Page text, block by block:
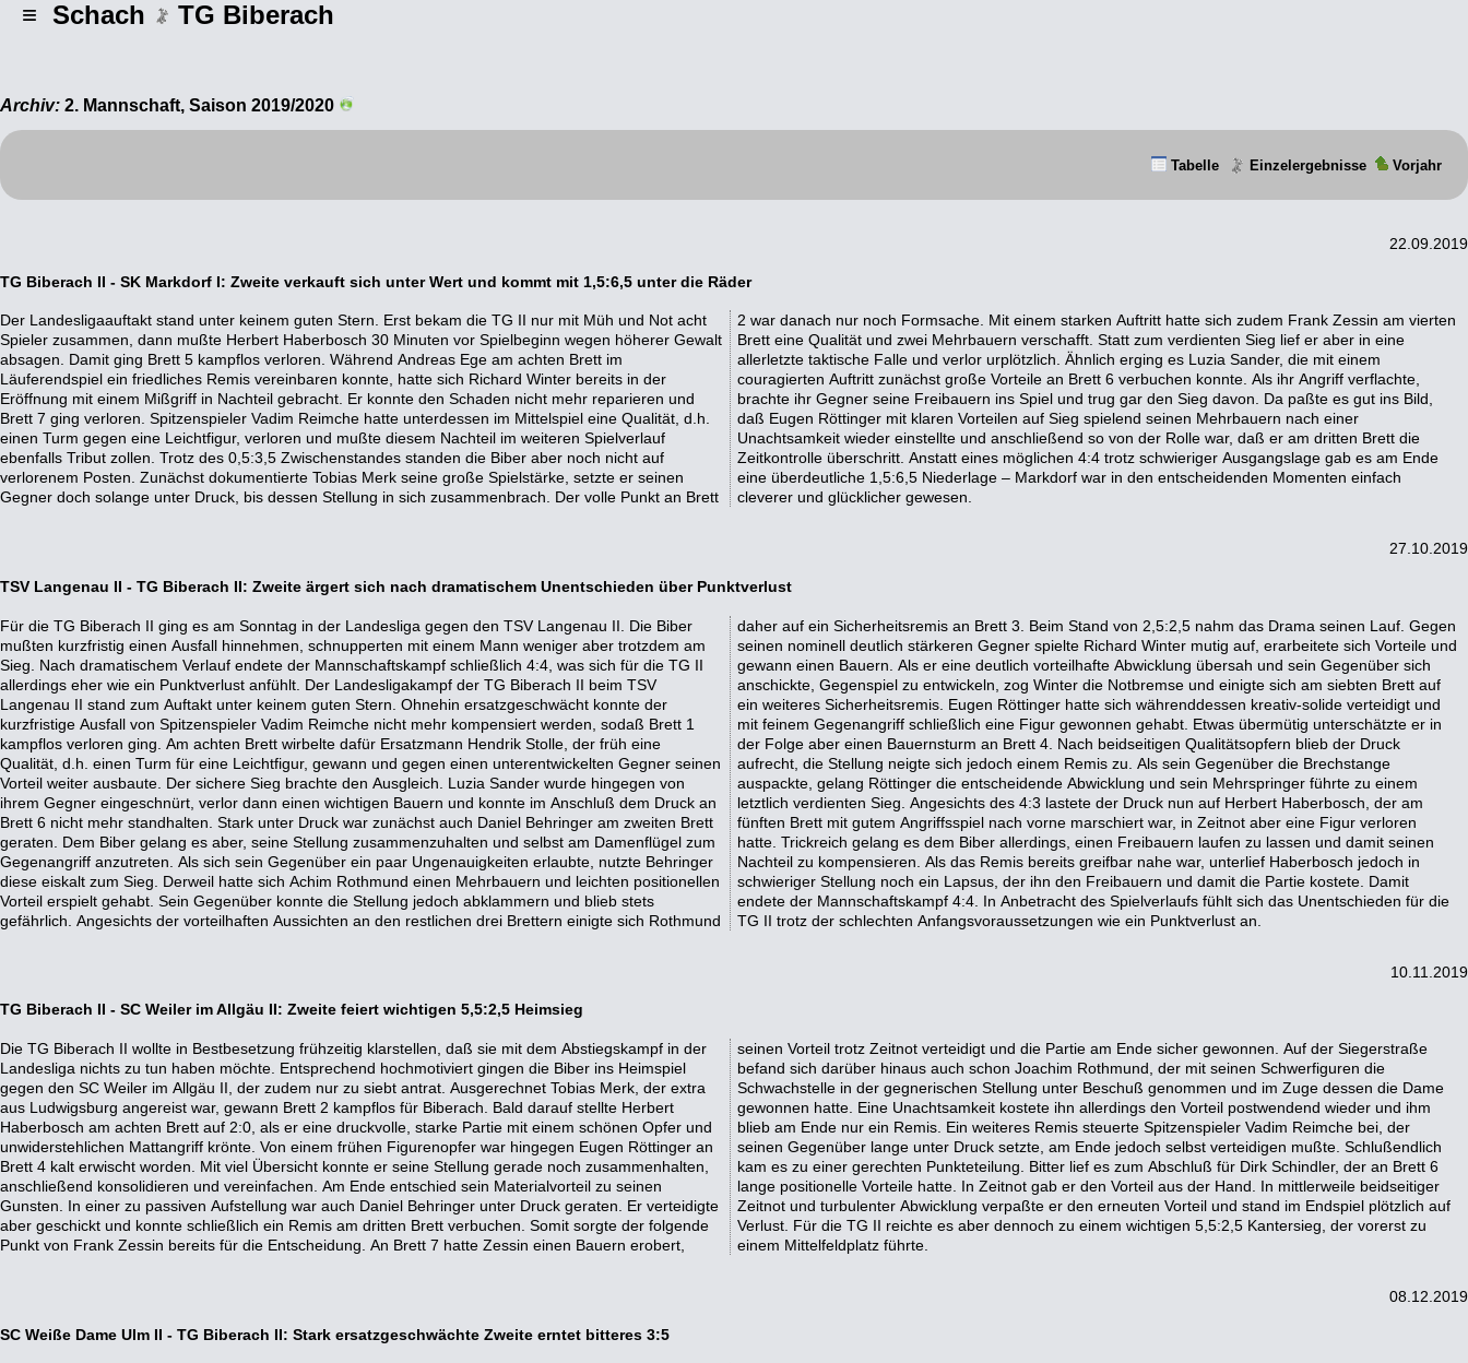
≡ Schach TG Biberach
Archiv: 2. Mannschaft, Saison 2019/2020
Tabelle Einzelergebnisse Vorjahr
22.09.2019
TG Biberach II - SK Markdorf I: Zweite verkauft sich unter Wert und kommt mit 1,5:6,5 unter die Räder
Der Landesligaauftakt stand unter keinem guten Stern. Erst bekam die TG II nur mit Müh und Not acht
Spieler zusammen, dann mußte Herbert Haberbosch 30 Minuten vor Spielbeginn wegen höherer Gewalt
absagen. Damit ging Brett 5 kampflos verloren. Während Andreas Ege am achten Brett im
Läuferendspiel ein friedliches Remis vereinbaren konnte, hatte sich Richard Winter bereits in der
Eröffnung mit einem Mißgriff in Nachteil gebracht. Er konnte den Schaden nicht mehr reparieren und
Brett 7 ging verloren. Spitzenspieler Vadim Reimche hatte unterdessen im Mittelspiel eine Qualität, d.h.
einen Turm gegen eine Leichtfigur, verloren und mußte diesem Nachteil im weiteren Spielverlauf
ebenfalls Tribut zollen. Trotz des 0,5:3,5 Zwischenstandes standen die Biber aber noch nicht auf
verlorenem Posten. Zunächst dokumentierte Tobias Merk seine große Spielstärke, setzte er seinen
Gegner doch solange unter Druck, bis dessen Stellung in sich zusammenbrach. Der volle Punkt an Brett
2 war danach nur noch Formsache. Mit einem starken Auftritt hatte sich zudem Frank Zessin am vierten
Brett eine Qualität und zwei Mehrbauern verschafft. Statt zum verdienten Sieg lief er aber in eine
allerletzte taktische Falle und verlor urplötzlich. Ähnlich erging es Luzia Sander, die mit einem
couragierten Auftritt zunächst große Vorteile an Brett 6 verbuchen konnte. Als ihr Angriff verflachte,
brachte ihr Gegner seine Freibauern ins Spiel und trug gar den Sieg davon. Da paßte es gut ins Bild,
daß Eugen Röttinger mit klaren Vorteilen auf Sieg spielend seinen Mehrbauern nach einer
Unachtsamkeit wieder einstellte und anschließend so von der Rolle war, daß er am dritten Brett die
Zeitkontrolle überschritt. Anstatt eines möglichen 4:4 trotz schwieriger Ausgangslage gab es am Ende
eine überdeutliche 1,5:6,5 Niederlage – Markdorf war in den entscheidenden Momenten einfach
cleverer und glücklicher gewesen.
27.10.2019
TSV Langenau II - TG Biberach II: Zweite ärgert sich nach dramatischem Unentschieden über Punktverlust
Für die TG Biberach II ging es am Sonntag in der Landesliga gegen den TSV Langenau II. Die Biber
mußten kurzfristig einen Ausfall hinnehmen, schnupperten mit einem Mann weniger aber trotzdem am
Sieg. Nach dramatischem Verlauf endete der Mannschaftskampf schließlich 4:4, was sich für die TG II
allerdings eher wie ein Punktverlust anfühlt. Der Landesligakampf der TG Biberach II beim TSV
Langenau II stand zum Auftakt unter keinem guten Stern. Ohnehin ersatzgeschwächt konnte der
kurzfristige Ausfall von Spitzenspieler Vadim Reimche nicht mehr kompensiert werden, sodaß Brett 1
kampflos verloren ging. Am achten Brett wirbelte dafür Ersatzmann Hendrik Stolle, der früh eine
Qualität, d.h. einen Turm für eine Leichtfigur, gewann und gegen einen unterentwickelten Gegner seinen
Vorteil weiter ausbaute. Der sichere Sieg brachte den Ausgleich. Luzia Sander wurde hingegen von
ihrem Gegner eingeschnürt, verlor dann einen wichtigen Bauern und konnte im Anschluß dem Druck an
Brett 6 nicht mehr standhalten. Stark unter Druck war zunächst auch Daniel Behringer am zweiten Brett
geraten. Dem Biber gelang es aber, seine Stellung zusammenzuhalten und selbst am Damenflügel zum
Gegenangriff anzutreten. Als sich sein Gegenüber ein paar Ungenauigkeiten erlaubte, nutzte Behringer
diese eiskalt zum Sieg. Derweil hatte sich Achim Rothmund einen Mehrbauern und leichten positionellen
Vorteil erspielt gehabt. Sein Gegenüber konnte die Stellung jedoch abklammern und blieb stets
gefährlich. Angesichts der vorteilhaften Aussichten an den restlichen drei Brettern einigte sich Rothmund
daher auf ein Sicherheitsremis an Brett 3. Beim Stand von 2,5:2,5 nahm das Drama seinen Lauf. Gegen
seinen nominell deutlich stärkeren Gegner spielte Richard Winter mutig auf, erarbeitete sich Vorteile und
gewann einen Bauern. Als er eine deutlich vorteilhafte Abwicklung übersah und sein Gegenüber sich
anschickte, Gegenspiel zu entwickeln, zog Winter die Notbremse und einigte sich am siebten Brett auf
ein weiteres Sicherheitsremis. Eugen Röttinger hatte sich währenddessen kreativ-solide verteidigt und
mit feinem Gegenangriff schließlich eine Figur gewonnen gehabt. Etwas übermütig unterschätzte er in
der Folge aber einen Bauernsturm an Brett 4. Nach beidseitigen Qualitätsopfern blieb der Druck
aufrecht, die Stellung neigte sich jedoch einem Remis zu. Als sein Gegenüber die Brechstange
auspackte, gelang Röttinger die entscheidende Abwicklung und sein Mehrspringer führte zu einem
letztlich verdienten Sieg. Angesichts des 4:3 lastete der Druck nun auf Herbert Haberbosch, der am
fünften Brett mit gutem Angriffsspiel nach vorne marschiert war, in Zeitnot aber eine Figur verloren
hatte. Trickreich gelang es dem Biber allerdings, einen Freibauern laufen zu lassen und damit seinen
Nachteil zu kompensieren. Als das Remis bereits greifbar nahe war, unterlief Haberbosch jedoch in
schwieriger Stellung noch ein Lapsus, der ihn den Freibauern und damit die Partie kostete. Damit
endete der Mannschaftskampf 4:4. In Anbetracht des Spielverlaufs fühlt sich das Unentschieden für die
TG II trotz der schlechten Anfangsvoraussetzungen wie ein Punktverlust an.
10.11.2019
TG Biberach II - SC Weiler im Allgäu II: Zweite feiert wichtigen 5,5:2,5 Heimsieg
Die TG Biberach II wollte in Bestbesetzung frühzeitig klarstellen, daß sie mit dem Abstiegskampf in der
Landesliga nichts zu tun haben möchte. Entsprechend hochmotiviert gingen die Biber ins Heimspiel
gegen den SC Weiler im Allgäu II, der zudem nur zu siebt antrat. Ausgerechnet Tobias Merk, der extra
aus Ludwigsburg angereist war, gewann Brett 2 kampflos für Biberach. Bald darauf stellte Herbert
Haberbosch am achten Brett auf 2:0, als er eine druckvolle, starke Partie mit einem schönen Opfer und
unwiderstehlichen Mattangriff krönte. Von einem frühen Figurenopfer war hingegen Eugen Röttinger an
Brett 4 kalt erwischt worden. Mit viel Übersicht konnte er seine Stellung gerade noch zusammenhalten,
anschließend konsolidieren und vereinfachen. Am Ende entschied sein Materialvorteil zu seinen
Gunsten. In einer zu passiven Aufstellung war auch Daniel Behringer unter Druck geraten. Er verteidigte
aber geschickt und konnte schließlich ein Remis am dritten Brett verbuchen. Somit sorgte der folgende
Punkt von Frank Zessin bereits für die Entscheidung. An Brett 7 hatte Zessin einen Bauern erobert,
seinen Vorteil trotz Zeitnot verteidigt und die Partie am Ende sicher gewonnen. Auf der Siegerstraße
befand sich darüber hinaus auch schon Joachim Rothmund, der mit seinen Schwerfiguren die
Schwachstelle in der gegnerischen Stellung unter Beschuß genommen und im Zuge dessen die Dame
gewonnen hatte. Eine Unachtsamkeit kostete ihn allerdings den Vorteil postwendend wieder und ihm
blieb am Ende nur ein Remis. Ein weiteres Remis steuerte Spitzenspieler Vadim Reimche bei, der
seinen Gegenüber lange unter Druck setzte, am Ende jedoch selbst verteidigen mußte. Schlußendlich
kam es zu einer gerechten Punkteteilung. Bitter lief es zum Abschluß für Dirk Schindler, der an Brett 6
lange positionelle Vorteile hatte. In Zeitnot gab er den Vorteil aus der Hand. In mittlerweile beidseitiger
Zeitnot und turbulenter Abwicklung verpaßte er den erneuten Vorteil und stand im Endspiel plötzlich auf
Verlust. Für die TG II reichte es aber dennoch zu einem wichtigen 5,5:2,5 Kantersieg, der vorerst zu
einem Mittelfeldplatz führte.
08.12.2019
SC Weiße Dame Ulm II - TG Biberach II: Stark ersatzgeschwächte Zweite erntet bitteres 3:5